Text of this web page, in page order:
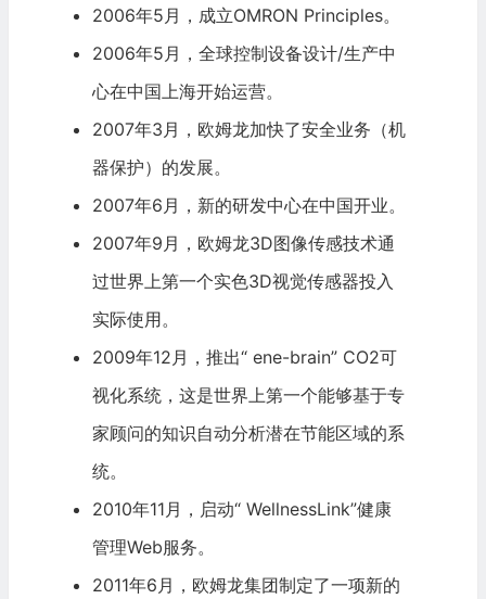
2006年5月，成立OMRON Principles。
2006年5月，全球控制设备设计/生产中
心在中国上海开始运营。
2007年3月，欧姆龙加快了安全业务（机
器保护）的发展。
2007年6月，新的研发中心在中国开业。
2007年9月，欧姆龙3D图像传感技术通
过世界上第一个实色3D视觉传感器投入
实际使用。
2009年12月，推出“ ene-brain” CO2可
视化系统，这是世界上第一个能够基于专
家顾问的知识自动分析潜在节能区域的系
统。
2010年11月，启动“ WellnessLink”健康
管理Web服务。
2011年6月，欧姆龙集团制定了一项新的